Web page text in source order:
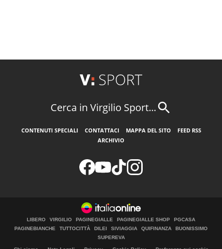
Cerca in Virgilio Sport...
CONTENUTI SPECIALI CONTATTACI MAPPA DEL SITO
FEED RSS
ARCHIVIO
LIBERO VIRGILIO PAGINEGIALLE PAGINEGIALLE SHOP
PGCASA
PAGINEBIANCHE
TUTTOCITTÀ DILEI SIVIAGGIA QUIFINANZA
BUONISSIMO
SUPEREVA